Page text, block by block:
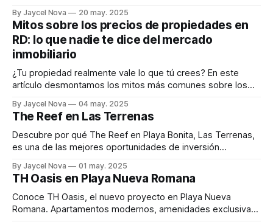
By Jaycel Nova 20 may. 2025
Mitos sobre los precios de propiedades en
RD: lo que nadie te dice del mercado
inmobiliario
¿Tu propiedad realmente vale lo que tú crees? En este
artículo desmontamos los mitos más comunes sobre los
las claves para tomar decisiones con datos, no con
cuentos.
By Jaycel Nova 04 may. 2025
The Reef en Las Terrenas
Descubre por qué The Reef en Playa Bonita, Las Terrenas,
es una de las mejores oportunidades de inversión
diseño y exenciones fiscales únicas.
By Jaycel Nova 01 may. 2025
TH Oasis en Playa Nueva Romana
Conoce TH Oasis, el nuevo proyecto en Playa Nueva
Romana. Apartamentos modernos, amenidades exclusivas